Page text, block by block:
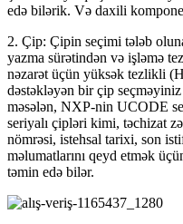
edə bilərik. Və daxili
2. Çip: Çipin seçimi tələb
yazma sürətindən və işləmə
nəzarət üçün yüksək tezlikli
dəstəkləyən bir çip seçməyiniz
məsələn, NXP-nin UCODE
seriyalı çipləri kimi, təchizat
nömrəsi, istehsal tarixi, son
məlumatlarını qeyd etmək
təmin edə bilər.